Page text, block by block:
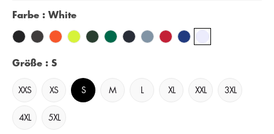
Farbe : White
Größe : S
XXS XS S M XL XXL 3XL
4XL 5XL